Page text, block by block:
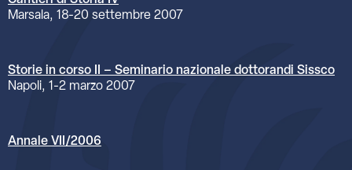
Marsala, 18-20 settembre 2007
Storie in corso II – Seminario nazionale dottorandi Sissco
Napoli, 1-2 marzo 2007
Annale VII/2006